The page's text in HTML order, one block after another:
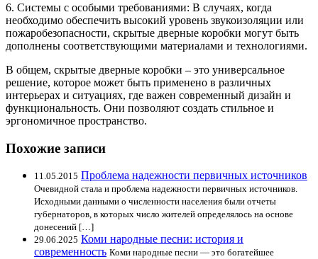
6. Системы с особыми требованиями: В случаях, когда
необходимо обеспечить высокий уровень звукоизоляции или
пожаробезопасности, скрытые дверные коробки могут быть
дополнены соответствующими материалами и технологиями.
В общем, скрытые дверные коробки – это универсальное
решение, которое может быть применено в различных
интерьерах и ситуациях, где важен современный дизайн и
функциональность. Они позволяют создать стильное и
эргономичное пространство.
Похожие записи
11.05.2015 Проблема надежности первичных источников
Очевидной стала и проблема надежности первичных источников.
Исходными данными о численности населения были отчеты
губернаторов, в которых число жителей определялось на основе
донесений […]
29.06.2025 Коми народные песни: история и
современность Коми народные песни — это богатейшее